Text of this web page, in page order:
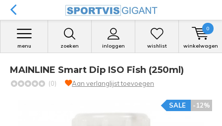
zoeken inloggen
menu wishlist winkelwagen
0
MAINLINE Smart Dip ISO Fish (250ml)
(0) Aan verlanglijst toevoegen
-12%
SALE